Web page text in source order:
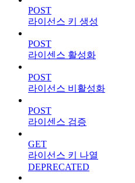
POST
라이선스 키 생성
POST
라이센스 활성화
POST
라이선스 비활성화
POST
라이센스 검증
GET
라이선스 키 나열
DEPRECATED